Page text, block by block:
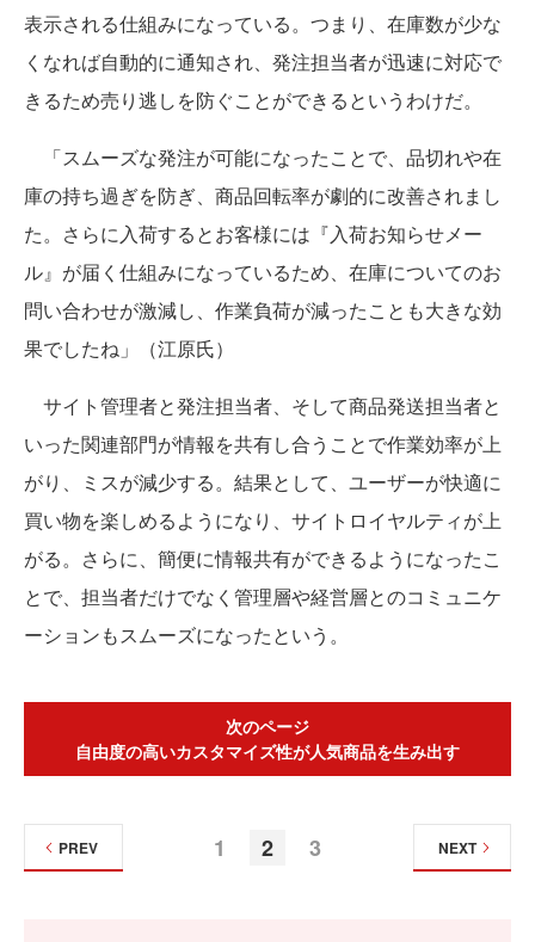
表示される仕組みになっている。つまり、在庫数が少な
くなれば自動的に通知され、発注担当者が迅速に対応で
きるため売り逃しを防ぐことができるというわけだ。
「スムーズな発注が可能になったことで、品切れや在
庫の持ち過ぎを防ぎ、商品回転率が劇的に改善されまし
た。さらに入荷するとお客様には『入荷お知らせメー
ル』が届く仕組みになっているため、在庫についてのお
問い合わせが激減し、作業負荷が減ったことも大きな効
果でしたね」（江原氏）
サイト管理者と発注担当者、そして商品発送担当者と
いった関連部門が情報を共有し合うことで作業効率が上
がり、ミスが減少する。結果として、ユーザーが快適に
買い物を楽しめるようになり、サイトロイヤルティが上
がる。さらに、簡便に情報共有ができるようになったこ
とで、担当者だけでなく管理層や経営層とのコミュニケ
ーションもスムーズになったという。
次のページ
自由度の高いカスタマイズ性が人気商品を生み出す
1 2 3
PREV NEXT